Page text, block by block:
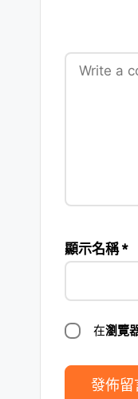
顯示名稱*
在瀏覽